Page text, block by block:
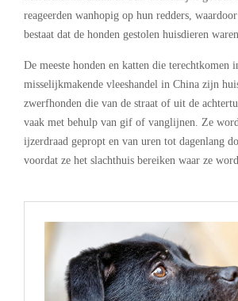
reageerden wanhopig op hun redders,
bestaat dat de honden gestolen huisdieren waren.
De meeste honden en katten die terechtkomen
misselijkmakende vleeshandel in China zijn
zwerfhonden die van de straat of uit de
vaak met behulp van gif of vanglijnen. Ze
ijzerdraad gepropt en van uren tot dagenlang
voordat ze het slachthuis bereiken waar ze